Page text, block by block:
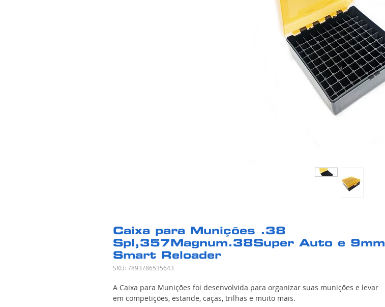
Caixa para Munições .38
Spl,357Magnum.38Super Auto e 9mm
Smart Reloader
SKU: 7893786535643
A Caixa para Munições foi desenvolvida para organizar suas munições e levar
em competições, estande, caças, trilhas e muito mais.